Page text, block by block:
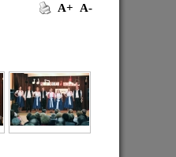
A-
A+